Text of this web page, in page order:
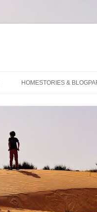
HOMESTORIES &